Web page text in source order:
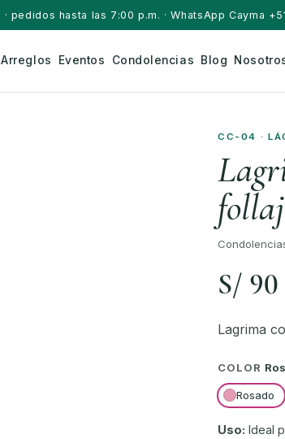
· pedidos hasta las 7:00 p.m. · WhatsApp Cayma
Arreglos Eventos Condolencias Blog
CC-04 ·
S/ 90
Lagrima
COLOR
Rosado
Uso: Ideal